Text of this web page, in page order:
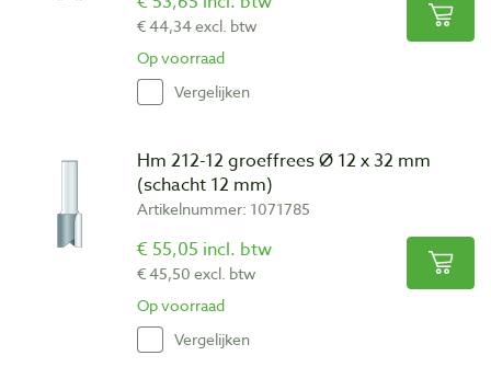
€ 44,34 excl. btw
Op voorraad
Vergelijken
Hm 212-12 groeffrees Ø 12 x 32 mm
(schacht 12 mm)
Artikelnummer: 1071785
€ 55,05 incl. btw
€ 45,50 excl. btw
Op voorraad
Vergelijken